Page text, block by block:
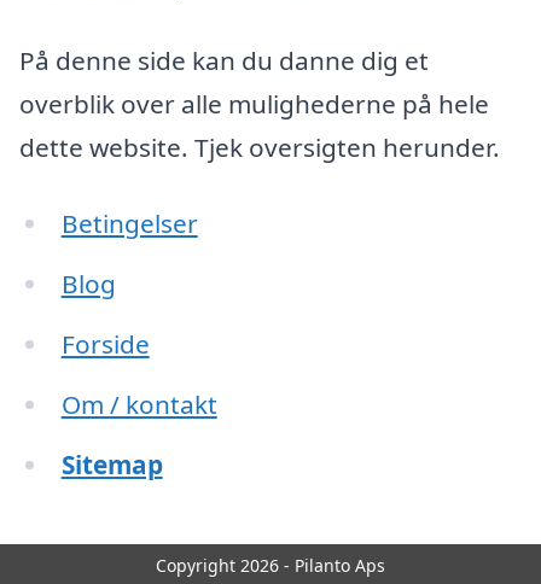
På denne side kan du danne dig et
overblik over alle mulighederne på hele
dette website. Tjek oversigten herunder.
Betingelser
Blog
Forside
Om / kontakt
Sitemap
Copyright 2026 - Pilanto Aps